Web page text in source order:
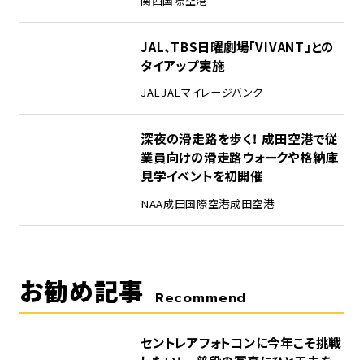
JAL、TBS日曜劇場「VIVANT」との
タイアップ実施
JALJALマイレージバンク
深夜の滑走路を歩く！ 成田空港で従
業員向けの滑走路ウォークや格納庫
見学イベントを初開催
NAA成田国際空港成田空港
お勧め記事 Recommend
セントレアフォトコンに今年こそ挑戦